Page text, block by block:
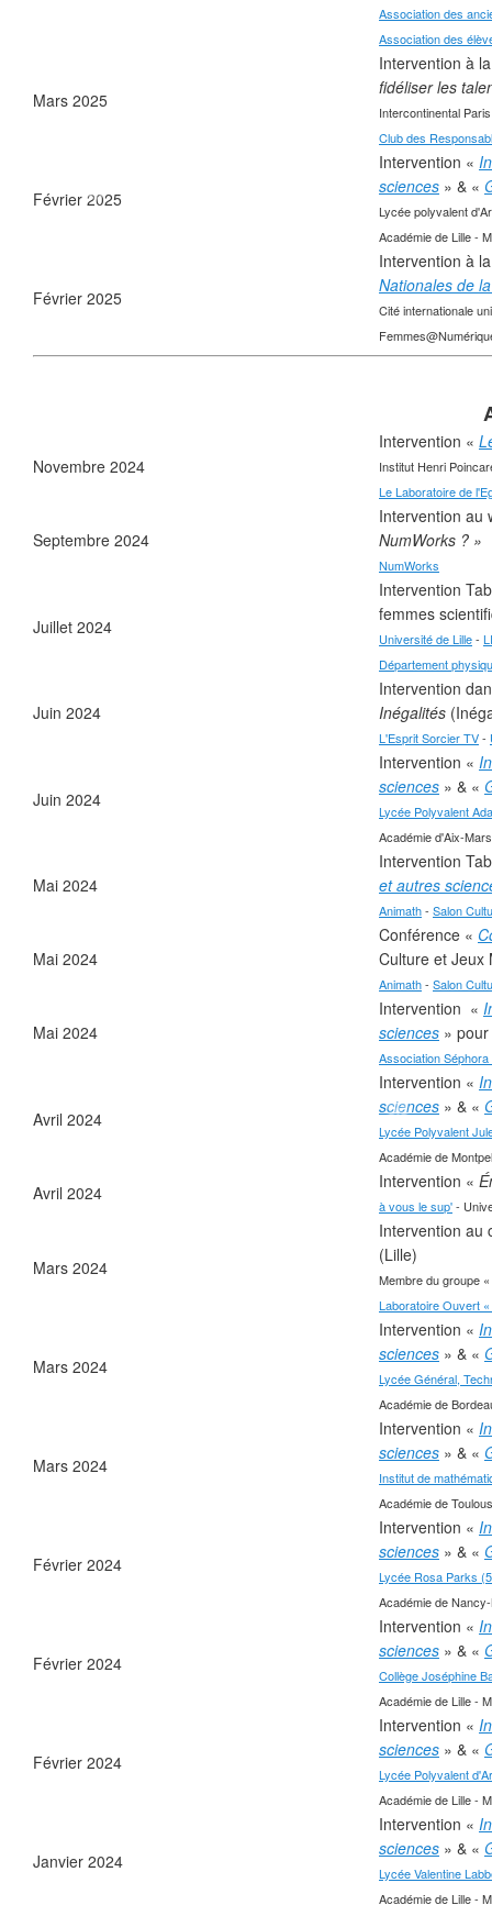
❄
❄
❄
Association des
Association des
Mars 2025
Intervention à
fidéliser les
Intercontinental
Club des
Février 2025
Intervention «
sciences » & «
Lycée polyvalent
Académie de Lille -
Février 2025
Intervention à
Nationales de
Cité internationale
Novembre 2024
Intervention «
Institut Henri
Le Laboratoire de
Septembre 2024
Intervention au
NumWorks ? »
NumWorks
Juillet 2024
Intervention
femmes
Université de Lille-
Département
Juin 2024
Intervention
Inégalités
L'Esprit Sorcier TV-
Juin 2024
Intervention «
sciences » & «
Lycée Polyvalent
Académie d'Aix-
Mai 2024
Intervention
et autres
Animath- Salon
Mai 2024
Conférence «
Culture et Jeux
Animath- Salon
Mai 2024
Intervention «
sciences »
Association
Avril 2024
Intervention «
sciences » & «
Lycée Polyvalent
Académie de
Avril 2024
Intervention «
à vous le sup'-
Mars 2024
Intervention au
(Lille)
Membre du groupe
Laboratoire Ouvert
Mars 2024
Intervention «
sciences » & «
Lycée Général,
Académie de
Mars 2024
Intervention «
sciences » & «
Institut de
Académie de
Février 2024
Intervention «
sciences » & «
Lycée Rosa Parks
Académie de
Février 2024
Intervention «
sciences » & «
Collège Joséphine
Académie de Lille -
Février 2024
Intervention «
sciences » & «
Lycée Polyvalent
Académie de Lille -
Janvier 2024
Intervention «
sciences » & «
Lycée Valentine
Académie de Lille -